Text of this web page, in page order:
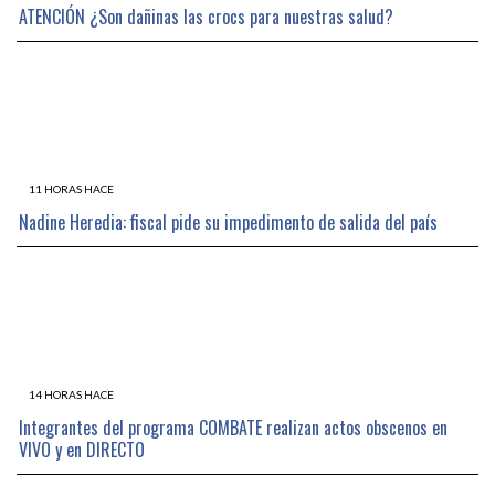
ATENCIÓN ¿Son dañinas las crocs para nuestras salud?
11 HORAS HACE
Nadine Heredia: fiscal pide su impedimento de salida del país
14 HORAS HACE
Integrantes del programa COMBATE realizan actos obscenos en
VIVO y en DIRECTO